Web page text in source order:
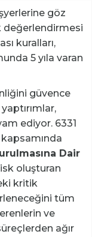
göz
değerlendirmesi
kuralları,
5 yıla varan
güvence
ediyor. 6331
kapsamında
Dair
oluşturan
kritik
tüm
ve
ağır